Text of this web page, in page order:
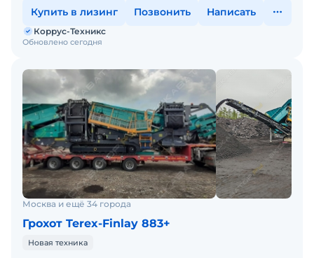
Купить в лизинг Позвонить Написать
Обновлено сегодня
Коррус-Техникс
Москва и ещё 34 города
Грохот Terex-Finlay 883+
Новая техника